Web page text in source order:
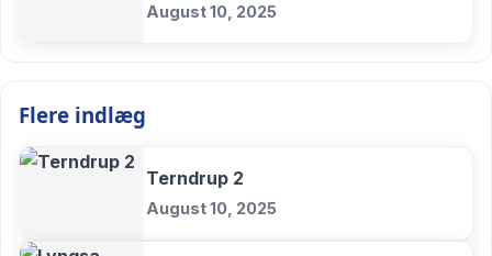
August 10, 2025
Flere indlæg
Terndrup 2
August 10, 2025